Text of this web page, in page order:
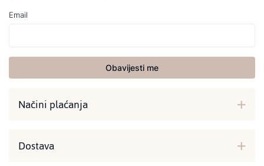
Email
Obavijesti me
Načini plaćanja
Dostava